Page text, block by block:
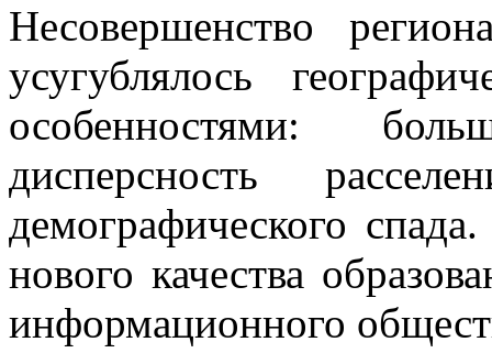
Несовершенство
усугублялось
особенностями:
дисперсность
демографического
нового качества
информационного